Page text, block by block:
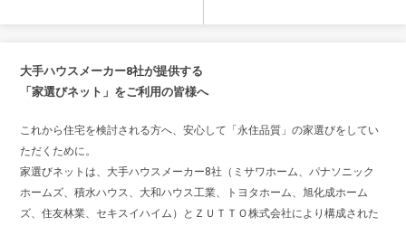
大手ハウスメーカー8社が提供する
「家選びネット」をご利用の皆様へ
これから住宅を検討される方へ、安心して「永住品質」の家選びをしてい
ただくために。
家選びネットは、大手ハウスメーカー8社（ミサワホーム、パナソニック
ホームズ、積水ハウス、大和ハウス工業、トヨタホーム、旭化成ホーム
ズ、住友林業、セキスイハイム）とＺＵＴＴＯ株式会社により構成された